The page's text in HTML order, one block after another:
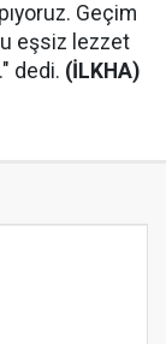
Geçim
eşsiz lezzet
dedi. (İLKHA)